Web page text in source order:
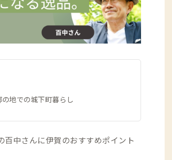
の地での城下町暮らし
中さんに伊賀のおすすめポイント